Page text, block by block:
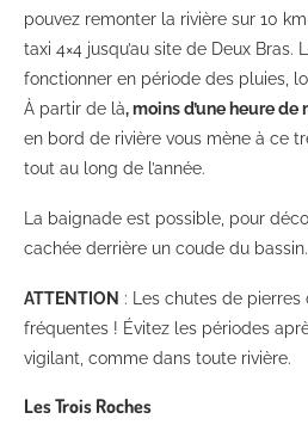
pouvez remonter la rivière sur 10 km
taxi 4×4 jusqu’au site de Deux Bras.
fonctionner en période des pluies,
À partir de là, moins d’une heure de
en bord de rivière vous mène à ce
tout au long de l’année.
La baignade est possible, pour
cachée derrière un coude du bassin.
ATTENTION : Les chutes de
fréquentes ! Évitez les périodes
vigilant, comme dans toute rivière.
Les Trois Roches